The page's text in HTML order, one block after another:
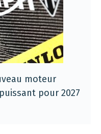
moteur
pour 2027